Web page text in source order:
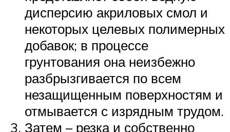
дисперсию акриловых смол и
некоторых целевых полимерных
добавок; в процессе
грунтования она неизбежно
разбрызгивается по всем
незащищенным поверхностям и
отмывается с изрядным трудом.
Затем – резка и собственно